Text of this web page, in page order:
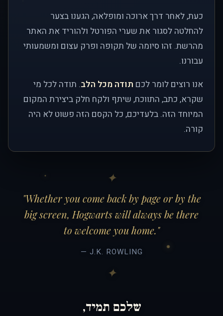
כעת, לאחר דרך ארוכה ומופלאה, הגענו בצער
להחלטה לסגור את שערי הפורטל ולהוריד את האתר
מהרשת. זהו סיומה של תקופה ופרק עצום ומשמעותי
עבורנו.
אנו רוצים לומר לכם תודה מכל הלב. תודה לכל מי
שקרא, כתב, התווכח, שיתף ולקח חלק ביצירת המקום
המיוחד הזה. בלעדיכם, כל הקסם הזה פשוט לא היה
קורה.
"Whether you come back by page or by the
big screen, Hogwarts will always be there
to welcome you home."
— J.K. ROWLING
שלכם תמיד,